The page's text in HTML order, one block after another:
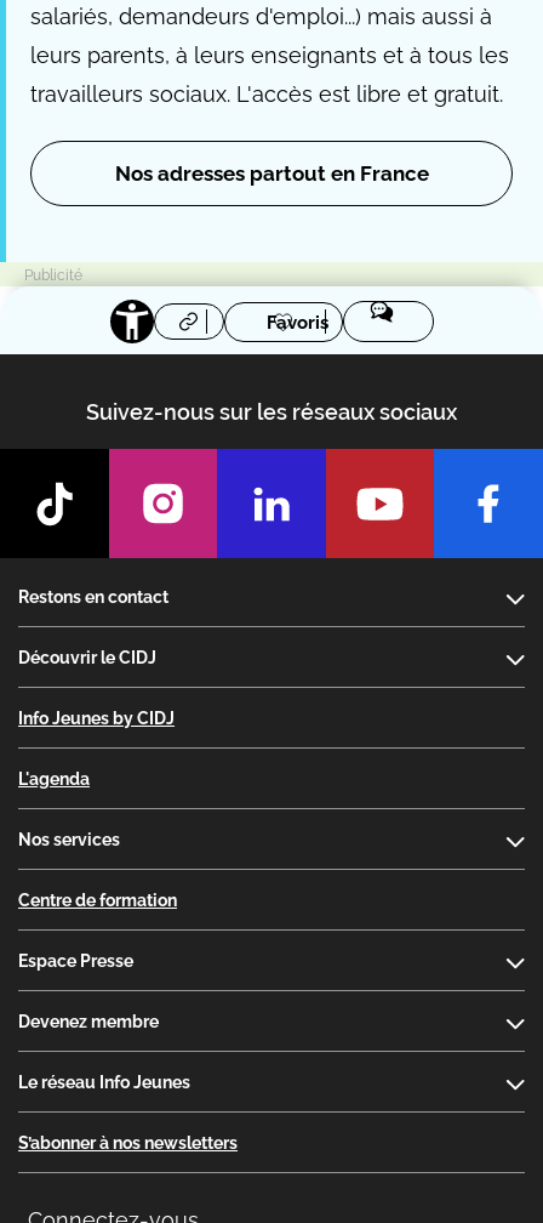
salariés, demandeurs d'emploi...) mais aussi à
leurs parents, à leurs enseignants et à tous les
travailleurs sociaux. L'accès est libre et gratuit.
Nos adresses partout en France
Favoris
Suivez-nous sur les réseaux sociaux
Restons en contact
Découvrir le CIDJ
Info Jeunes by CIDJ
L'agenda
Nos services
Centre de formation
Espace Presse
Devenez membre
Le réseau Info Jeunes
S’abonner à nos newsletters